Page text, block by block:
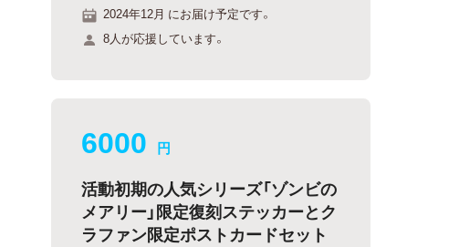
2024年12月 にお届け予定です。
8人が応援しています。
6000 円
活動初期の人気シリーズ「ゾンビの
メアリー」限定復刻ステッカーとク
ラファン限定ポストカードセット